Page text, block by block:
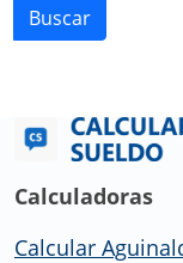
Buscar
Calculadoras
Calcular